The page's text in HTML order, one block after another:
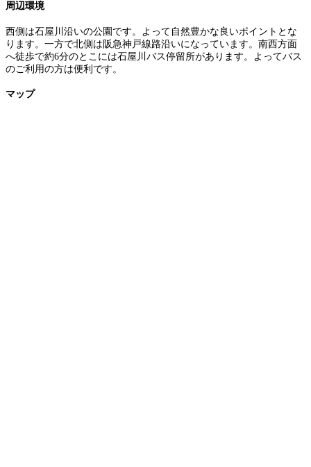
周辺環境
西側は石屋川沿いの公園です。よって自然豊かな良いポイントとな
ります。一方で北側は阪急神戸線路沿いになっています。南西方面
へ徒歩で約6分のとこには石屋川バス停留所があります。よってバス
のご利用の方は便利です。
マップ